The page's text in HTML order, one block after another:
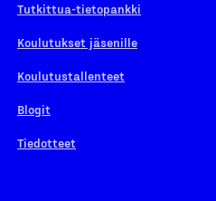
Tutkittua-tietopankki
Koulutukset jäsenille
Koulutustallenteet
Blogit
Tiedotteet